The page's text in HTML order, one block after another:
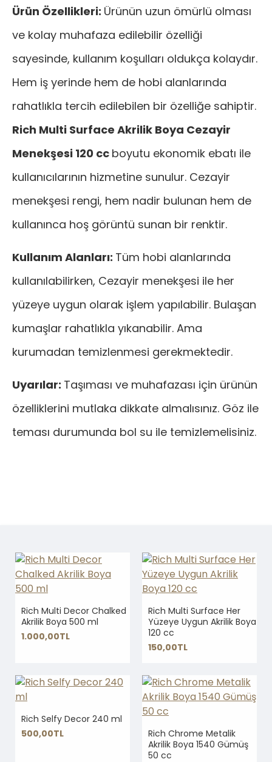
Ürün Özellikleri: Ürünün uzun ömürlü olması
ve kolay muhafaza edilebilir özelliği
sayesinde, kullanım koşulları oldukça kolaydır.
Hem iş yerinde hem de hobi alanlarında
rahatlıkla tercih edilebilen bir özelliğe sahiptir.
Rich Multi Surface Akrilik Boya Cezayir
Menekşesi 120 cc boyutu ekonomik ebatı ile
kullanıcılarının hizmetine sunulur. Cezayir
menekşesi rengi, hem nadir bulunan hem de
kullanınca hoş görüntü sunan bir renktir.
Kullanım Alanları: Tüm hobi alanlarında
kullanılabilirken, Cezayir menekşesi ile her
yüzeye uygun olarak işlem yapılabilir. Bulaşan
kumaşlar rahatlıkla yıkanabilir. Ama
kurumadan temizlenmesi gerekmektedir.
Uyarılar: Taşıması ve muhafazası için ürünün
özelliklerini mutlaka dikkate almalısınız. Göz ile
teması durumunda bol su ile temizlemelisiniz.
Rich Multi Decor Chalked
Akrilik Boya 500 ml
1.000,00TL
Rich Multi Surface Her
Yüzeye Uygun Akrilik Boya
120 cc
150,00TL
Rich Selfy Decor 240 ml
500,00TL
Rich Chrome Metalik
Akrilik Boya 1540 Gümüş
50 cc